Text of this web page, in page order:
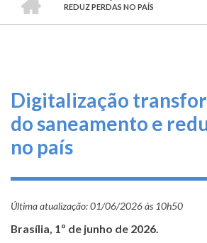
O
que
Informe-
se
Conosco
e
TRILHA
DE
REDUZ PERDAS NO PAÍS
Digitalização
do saneamento e
no país
Última atualização:01/06/2026 às 10h50
Brasília, 1º de junho de 2026.